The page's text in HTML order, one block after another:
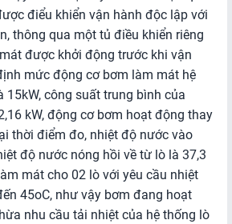
điểu khiển vận hành độc lập với
thông qua một tủ điều khiển riêng
được khởi động trước khi vận
mức động cơ bơm làm mát hệ
15kW, công suất trung bình của
kW, động cơ bơm hoạt động thay
thời điểm đo, nhiệt độ nước vào
độ nước nóng hồi về từ lò là 37,3
mát cho 02 lò với yêu cầu nhiệt
45oC, như vậy bơm đang hoạt
nhu cầu tải nhiệt của hệ thống lò